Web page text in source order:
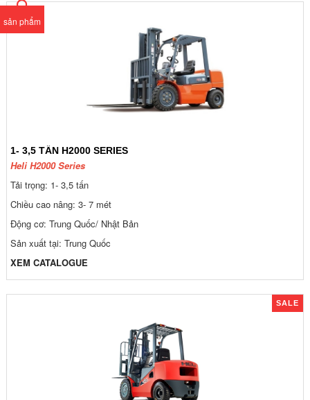
sản phẩm
1- 3,5 TẤN H2000 SERIES
Heli H2000 Series
Tải trọng: 1- 3,5 tấn
Chiều cao nâng: 3- 7 mét
Động cơ: Trung Quốc/ Nhật Bản
Sản xuất tại: Trung Quốc
XEM CATALOGUE
SALE